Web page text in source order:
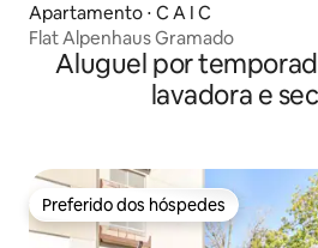
Apartamento ⋅ C A I C
Flat Alpenhaus Gramado
Aluguel por
lavadora e
Preferido dos hóspedes
Preferido dos hóspedes